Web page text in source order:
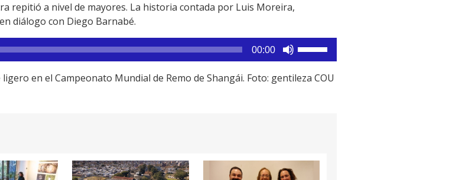
repitió a nivel de mayores. La historia contada por Luis Moreira,
diálogo con Diego Barnabé.
00:00
teclas
en el Campeonato Mundial de Remo de Shangái. Foto: gentileza COU